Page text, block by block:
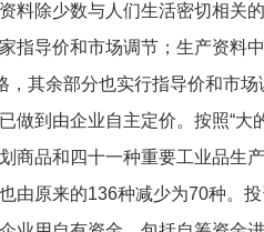
料除少数与人们生活密切相关
指导价和市场调节；生产资料
，其余部分也实行指导价和市
做到由企业自主定价。按照“
商品和四十一种重要工业品生
由原来的136种减少为70种。